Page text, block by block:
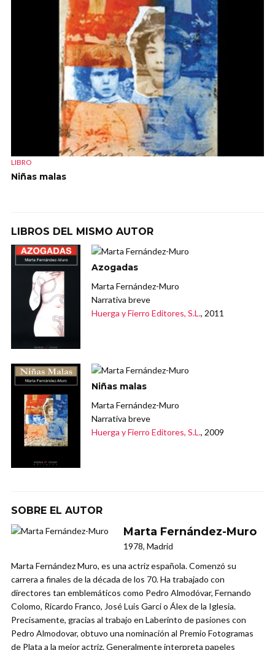
LIBRO
Niñas malas
LIBROS DEL MISMO AUTOR
Azogadas
Marta Fernández-Muro
Narrativa breve
Huerga y Fierro Editores, S.L., 2011
Niñas malas
Marta Fernández-Muro
Narrativa breve
Huerga y Fierro Editores, S.L., 2009
SOBRE EL AUTOR
Marta Fernández-Muro
1978, Madrid
Marta Fernández Muro, es una actriz española. Comenzó su
carrera a finales de la década de los 70. Ha trabajado con
directores tan emblemáticos como Pedro Almodóvar, Fernando
Colomo, Ricardo Franco, José Luis Garci o Álex de la Iglesia.
Precisamente, gracias al trabajo en Laberinto de pasiones con
Pedro Almodovar, obtuvo una nominación al Premio Fotogramas
de Plata a la mejor actriz. Generalmente interpreta papeles